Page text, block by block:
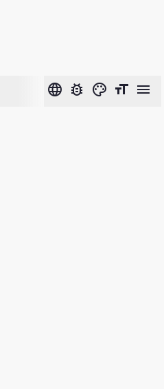
language bug_report color_lens format_size menu